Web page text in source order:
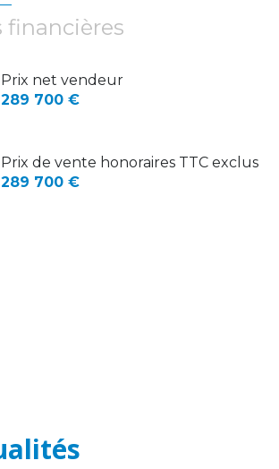
Prix net vendeur
289 700 €
Prix de vente honoraires TTC exclus
289 700 €